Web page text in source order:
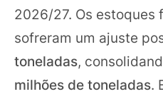
2026/27. Os estoques
sofreram um ajuste
toneladas,
milhões de toneladas.